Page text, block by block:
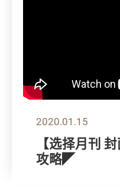
2020.01.15
【选择月刊
攻略◤